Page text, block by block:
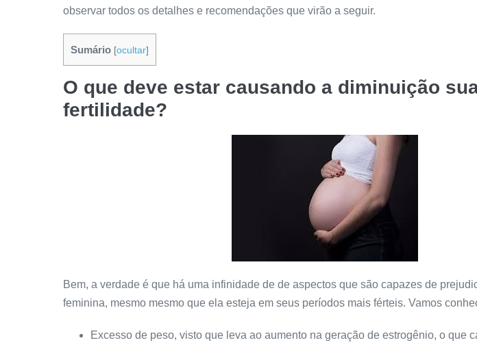
observar todos os detalhes e recomendações que virão a seguir.
Sumário [ocultar]
O que deve estar causando a diminuição
fertilidade?
Bem, a verdade é que há uma infinidade de de aspectos que são capazes de
feminina, mesmo mesmo que ela esteja em seus períodos mais férteis. Vamos
Excesso de peso, visto que leva ao aumento na geração de estrogênio, o que